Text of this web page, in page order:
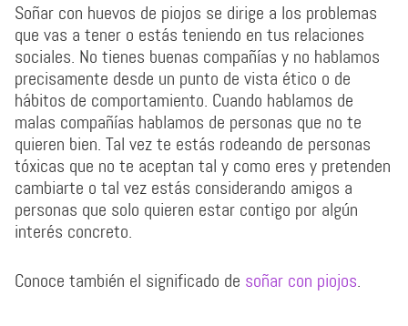
Soñar con huevos de piojos se dirige a los problemas
que vas a tener o estás teniendo en tus relaciones
sociales. No tienes buenas compañías y no hablamos
precisamente desde un punto de vista ético o de
hábitos de comportamiento. Cuando hablamos de
malas compañías hablamos de personas que no te
quieren bien. Tal vez te estás rodeando de personas
tóxicas que no te aceptan tal y como eres y pretenden
cambiarte o tal vez estás considerando amigos a
personas que solo quieren estar contigo por algún
interés concreto.
Conoce también el significado de soñar con piojos.